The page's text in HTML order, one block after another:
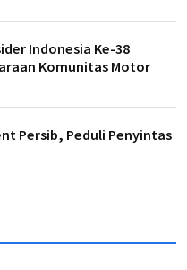
Indonesia Ke-38
Komunitas Motor
Persib, Peduli Penyintas